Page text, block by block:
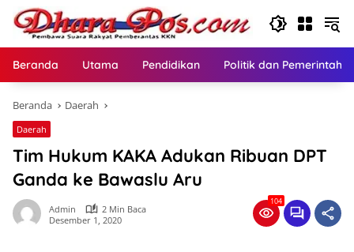
Langsung
konten
Beranda Utama Pendidikan Politik dan
Beranda Daerah
Daerah
Tim Hukum KAKA Adukan Ribuan DPT
Ganda ke Bawaslu Aru
Admin
2 Min Baca
Desember 1, 2020
104